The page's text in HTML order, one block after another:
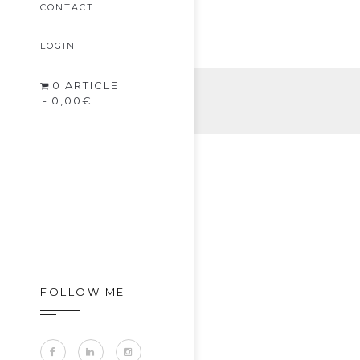
CONTACT
LOGIN
0 ARTICLE
0,00€
FOLLOW ME